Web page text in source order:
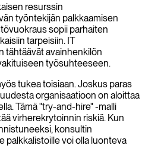
resurssin
työntekijän palkkaamisen
sopii parhaiten
tarpeisiin. IT
tähtäävät avainhenkilön
työsuhteeseen.
tukea toisiaan. Joskus paras
organisaatioon on aloittaa
Tämä "try-and-hire" -malli
virherekrytoinnin riskiä. Kun
konsultin
palkkalistoille voi olla luonteva